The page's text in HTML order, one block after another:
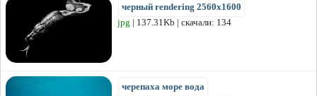
черный rendering 2560x1600
jpg | 137.31Kb | скачали: 134
черепаха море вода